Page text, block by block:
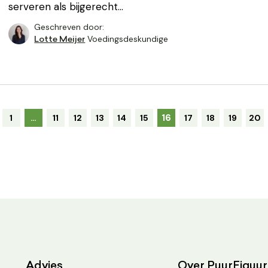
serveren als bijgerecht…
Geschreven door:
Lotte Meijer Voedingsdeskundige
1 … 11 12 13 14 15 16 17 18 19 20